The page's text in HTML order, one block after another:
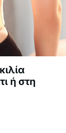
ή στη